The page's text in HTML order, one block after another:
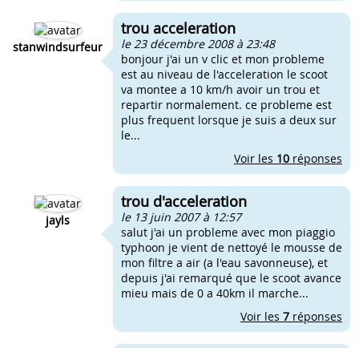
stanwindsurfeur
trou acceleration
le 23 décembre 2008 à 23:48
bonjour j'ai un v clic et mon probleme
est au niveau de l'acceleration le scoot
va montee a 10 km/h avoir un trou et
repartir normalement. ce probleme est
plus frequent lorsque je suis a deux sur
le...
Voir les 10 réponses
jayls
trou d'acceleration
le 13 juin 2007 à 12:57
salut j'ai un probleme avec mon piaggio
typhoon je vient de nettoyé le mousse de
mon filtre a air (a l'eau savonneuse), et
depuis j'ai remarqué que le scoot avance
mieu mais de 0 a 40km il marche...
Voir les 7 réponses